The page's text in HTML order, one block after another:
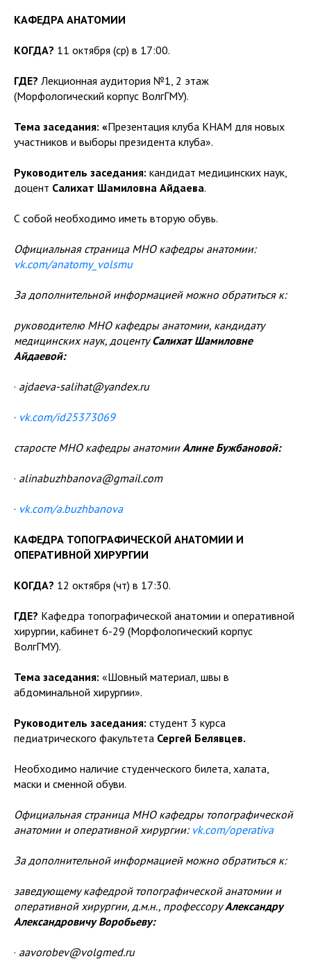
КАФЕДРА АНАТОМИИ
КОГДА? 11 октября (ср) в 17:00.
ГДЕ? Лекционная аудитория №1, 2 этаж
(Морфологический корпус ВолгГМУ).
Тема заседания: «Презентация клуба КНАМ для новых
участников и выборы президента клуба».
Руководитель заседания: кандидат медицинских наук,
доцент Салихат Шамиловна Айдаева.
С собой необходимо иметь вторую обувь.
Официальная страница МНО кафедры анатомии:
vk.com/anatomy_volsmu
За дополнительной информацией можно обратиться к:
руководителю МНО кафедры анатомии, кандидату
медицинских наук, доцентуСалихат Шамиловне
Айдаевой:
· ajdaeva-salihat@yandex.ru
· vk.com/id25373069
старосте МНО кафедры анатомииАлине Бужбановой:
· alinabuzhbanova@gmail.com
· vk.com/a.buzhbanova
КАФЕДРА ТОПОГРАФИЧЕСКОЙ АНАТОМИИ И
ОПЕРАТИВНОЙ ХИРУРГИИ
КОГДА? 12 октября (чт) в 17:30.
ГДЕ? Кафедра топографической анатомии и оперативной
хирургии, кабинет 6-29 (Морфологический корпус
ВолгГМУ).
Тема заседания: «Шовный материал, швы в
абдоминальной хирургии».
Руководитель заседания: студент 3 курса
педиатрического факультета Сергей Белявцев.
Необходимо наличие студенческого билета, халата,
маски и сменной обуви.
Официальная страница МНО кафедры топографической
анатомии и оперативной хирургии: vk.com/operativa
За дополнительной информацией можно обратиться к:
заведующему кафедрой топографической анатомии и
оперативной хирургии, д.м.н., профессоруАлександру
Александровичу Воробьеву:
· aavorobev@volgmed.ru